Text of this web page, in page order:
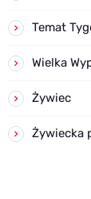
Temat
Wielka
Żywiec
Żywiecka